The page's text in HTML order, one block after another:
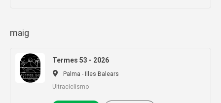
maig
Termes 53 - 2026
Palma - Illes Balears
Ultraciclismo